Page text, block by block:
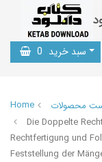
سبد خرید 0
Home
محصولات
Die Doppelte
Rechtfertigung und
Feststellung der